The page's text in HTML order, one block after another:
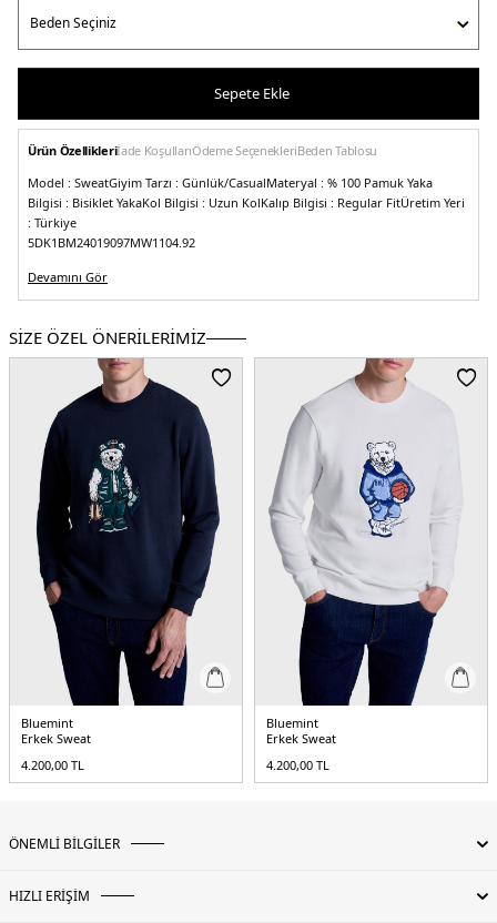
Sepete Ekle
Ürün Özellikleriİade KoşullarıÖdeme SeçenekleriBeden Tablosu
Model : SweatGiyim Tarzı : Günlük/CasualMateryal : % 100 Pamuk Yaka
Bilgisi : Bisiklet YakaKol Bilgisi : Uzun KolKalıp Bilgisi : Regular FitÜretim Yeri
: Türkiye
5DK1BM24019097MW1104.92
Devamını Gör
SİZE ÖZEL ÖNERİLERİMİZ
Bluemint
Erkek Sweat
4.200,00 TL
Bluemint
Erkek Sweat
4.200,00 TL
ÖNEMLİ BİLGİLER
HIZLI ERİŞİM